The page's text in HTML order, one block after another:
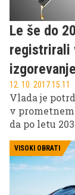
Le še do
registrirali
12. 10. 2017 15.11
Vlada je
v
da po letu
registracija
na bencin ali
postavlja
okolju
VISOKI OBRATI